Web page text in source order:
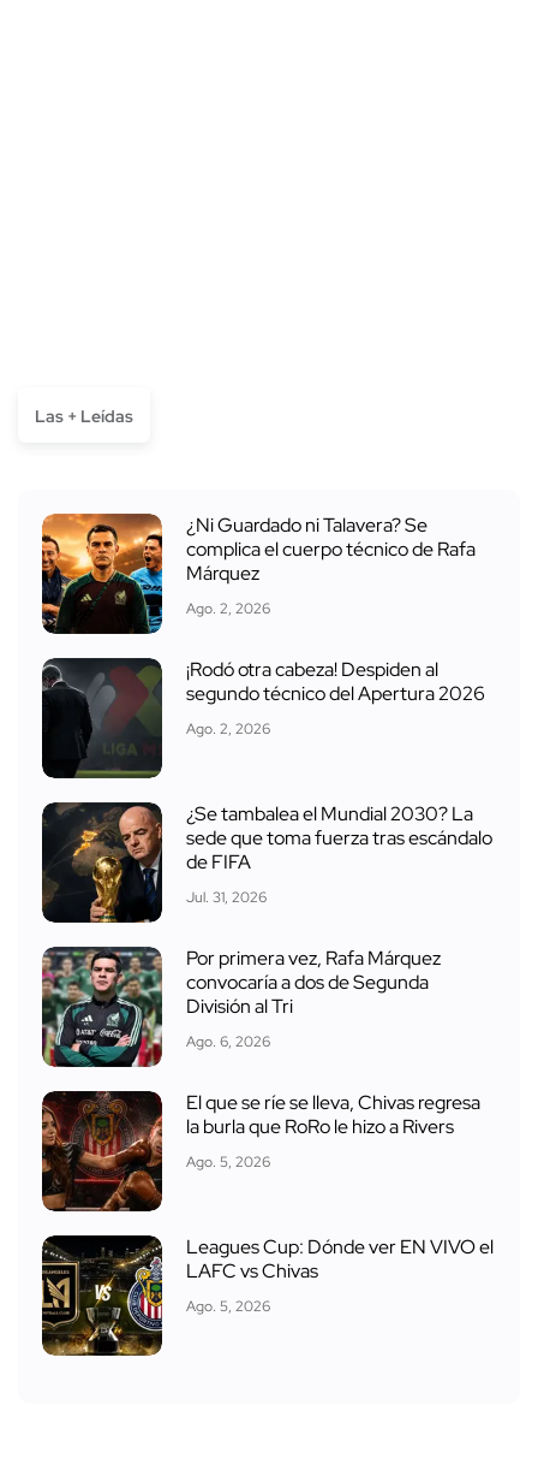
Las + Leídas
¿Ni Guardado ni Talavera? Se
complica el cuerpo técnico de Rafa
Márquez
Ago. 2, 2026
¡Rodó otra cabeza! Despiden al
segundo técnico del Apertura 2026
Ago. 2, 2026
¿Se tambalea el Mundial 2030? La
sede que toma fuerza tras escándalo
de FIFA
Jul. 31, 2026
Por primera vez, Rafa Márquez
convocaría a dos de Segunda
División al Tri
Ago. 6, 2026
El que se ríe se lleva, Chivas regresa
la burla que RoRo le hizo a Rivers
Ago. 5, 2026
Leagues Cup: Dónde ver EN VIVO el
LAFC vs Chivas
Ago. 5, 2026